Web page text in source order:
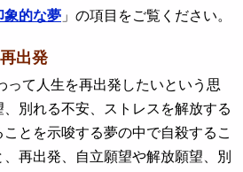
象的な夢 」の項目をご覧ください。
出発
て人生を再出発したいという思
別れる不安、ストレスを解放する
とを示唆する夢の中で自殺するこ
再出発、自立願望や解放願望、別